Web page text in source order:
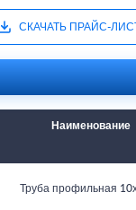
СКАЧАТЬ ПРАЙС-
Наименование
Труба профильная